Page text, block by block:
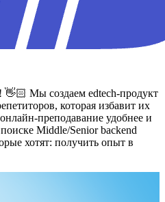
👋🏻 Мы создаем edtech-продукт
которая избавит их
преподавание удобнее и
Middle/Senior backend
хотят: получить опыт в